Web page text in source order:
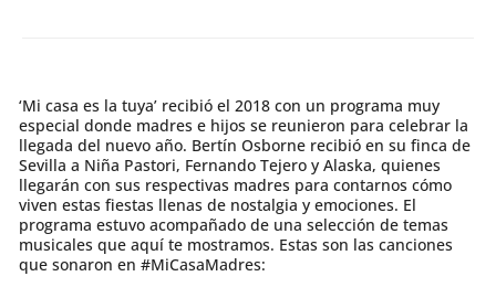
‘Mi casa es la tuya’ recibió el 2018 con un programa muy
especial donde madres e hijos se reunieron para celebrar la
llegada del nuevo año. Bertín Osborne recibió en su finca de
Sevilla a Niña Pastori, Fernando Tejero y Alaska, quienes
llegarán con sus respectivas madres para contarnos cómo
viven estas fiestas llenas de nostalgia y emociones. El
programa estuvo acompañado de una selección de temas
musicales que aquí te mostramos. Estas son las canciones
que sonaron en #MiCasaMadres: